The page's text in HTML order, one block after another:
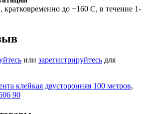
кратковременно до +160 С, в течение 1-
или зарегистрируйтесь для
клейкая двусторонняя 100 метров,
90